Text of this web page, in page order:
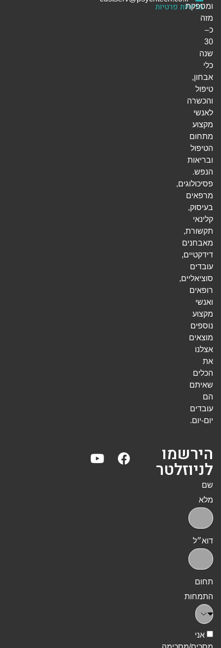
מדיניות פרטיות
ומספקת
מזה
כ–
30
שנה
כלי
אבחון,
טיפול
והכשרה
לאנשי
מקצוע
מתחום
הטיפול
ובריאות
הנפש.
פסיכולוגים,
מרפאים
בעיסוק,
קלינאי
תקשורת,
מאבחנים
דידקטיים,
עובדים
סוציאליים,
רופאים
ואנשי
מקצוע
נוספים
מוצאים
אצלנו
את
הכלים
שאיתם
הם
עובדים
יום-יום.
הירשמו
לניוזלטר
שם
מלא
דוא״ל
תחום
התמחות
אני